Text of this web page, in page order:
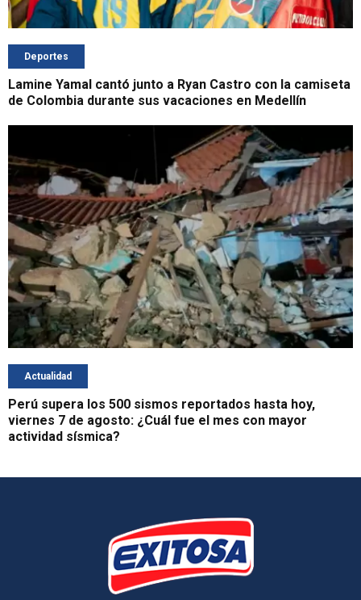
Deportes
Lamine Yamal cantó junto a Ryan Castro con la camiseta
de Colombia durante sus vacaciones en Medellín
Actualidad
Perú supera los 500 sismos reportados hasta hoy,
viernes 7 de agosto: ¿Cuál fue el mes con mayor
actividad sísmica?